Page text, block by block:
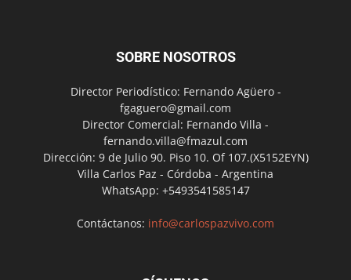
SOBRE NOSOTROS
Director Periodístico: Fernando Agüero -
fgaguero@gmail.com
Director Comercial: Fernando Villa -
fernando.villa@fmazul.com
Dirección: 9 de Julio 90. Piso 10. Of 107.(X5152EYN)
Villa Carlos Paz - Córdoba - Argentina
WhatsApp: +5493541585147
Contáctanos: info@carlospazvivo.com